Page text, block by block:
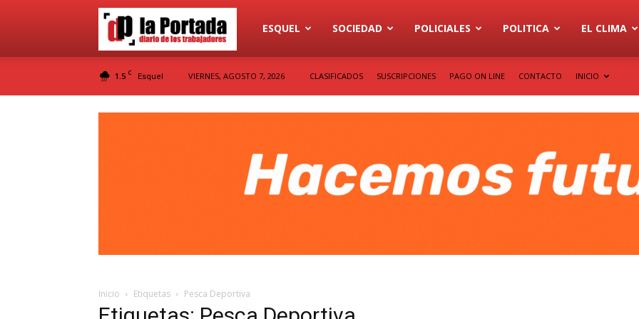
Diario
ESQUEL SOCIEDAD POLICIALES POLITICA EL CLIMA
1.5 C Esquel VIERNES, AGOSTO 7, 2026 CLASIFICADOS SUSCRIPCIONES PAGO ON LINE CONTACTO INICIO
Inicio Etiquetas Pesca Deportiva